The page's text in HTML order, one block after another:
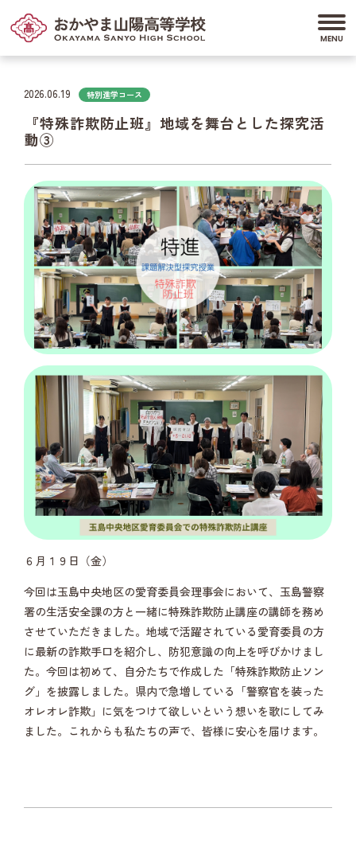
2026.06.19 特別進学コース
『特殊詐欺防止班』地域を舞台とした探究活
動③
６月１９日（金）
今回は玉島中央地区の愛育委員会理事会において、玉島警察
署の生活安全課の方と一緒に特殊詐欺防止講座の講師を務め
させていただきました。地域で活躍されている愛育委員の方
に最新の詐欺手口を紹介し、防犯意識の向上を呼びかけまし
た。今回は初めて、自分たちで作成した「特殊詐欺防止ソン
グ」を披露しました。県内で急増している「警察官を装った
オレオレ詐欺」に気をつけて欲しいという想いを歌にしてみ
ました。これからも私たちの声で、皆様に安心を届けます。